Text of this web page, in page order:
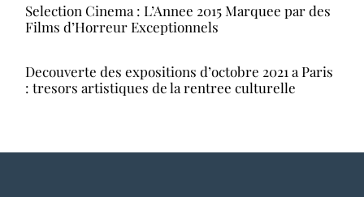
Selection Cinema : L’Annee 2015 Marquee par des
Films d’Horreur Exceptionnels
Decouverte des expositions d’octobre 2021 a Paris
: tresors artistiques de la rentree culturelle